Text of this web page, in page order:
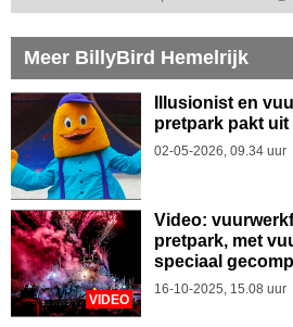
Meer BillyBird Hemelrijk
Illusionist en
pretpark pakt
02-05-2026, 09.34 uur
VIDEO
Video:
pretpark, met
speciaal
16-10-2025, 15.08 uur